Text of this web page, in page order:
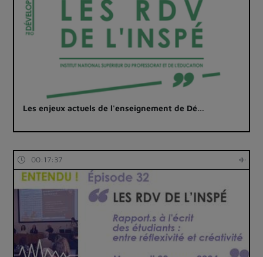
Les enjeux actuels de l'enseignement de Dé…
00:17:37